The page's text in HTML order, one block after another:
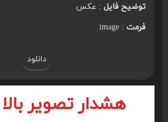
توضیح فایل: عکس
فرمت: image
دانلود
هشدار تصویر